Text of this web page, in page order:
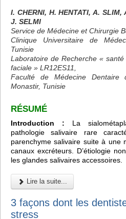
I. CHERNI, H. HENTATI, A. SLIM,
J. SELMI
Service de Médecine et Chirurgie
Clinique Universitaire de
Tunisie
Laboratoire de Recherche «
faciale » LR12ES11,
Faculté de Médecine Dentaire
Monastir, Tunisie
RÉSUMÉ
Introduction : La
pathologie salivaire rare
parenchyme salivaire suite à une
canaux excréteurs. D’étiologie
les glandes salivaires accessoires.
Lire la suite...
3 façons dont les
stress